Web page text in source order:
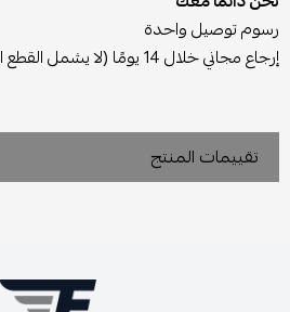
رسوم توصيل واحدة
إرجاع مجاني خلال 14 يومًا (لا يشمل القطع المخصصة حسب الطلب)
تقييمات المنتج